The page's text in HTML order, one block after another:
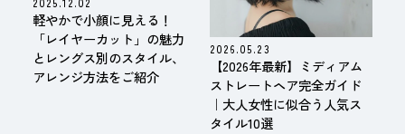
軽やかで小顔に見える！
「レイヤーカット」の魅力
とレングス別のスタイル、
アレンジ方法をご紹介
2026.05.23
【2026年最新】ミディアム
ストレートヘア完全ガイド
｜大人女性に似合う人気ス
タイル10選